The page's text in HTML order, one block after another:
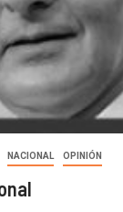
NACIONAL OPINIÓN